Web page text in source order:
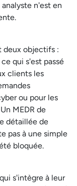
n'est en
deux objectifs :
qui s'est passé
clients les
ou pour les
MEDR de
détaillée de
pas à une simple
bloquée.
s'intègre à leur